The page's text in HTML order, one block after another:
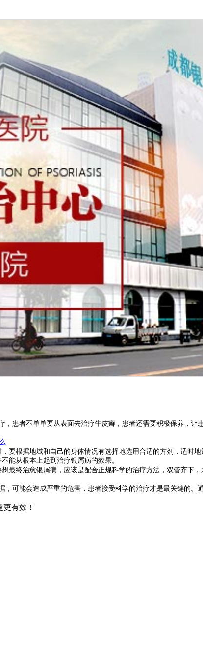
患者不单单要从表面去治疗牛皮癣，患者还需要积极保养，让
要根据地域和自己的身体情况有选择地选用合适的方剂，适时地
能从根本上起到治疗银屑病的效果。
最终治愈银屑病，应该是配合正规科学的治疗方法，双管齐下
可能会造成严重的危害，患者接受科学的治疗才是最关键的。
有效！